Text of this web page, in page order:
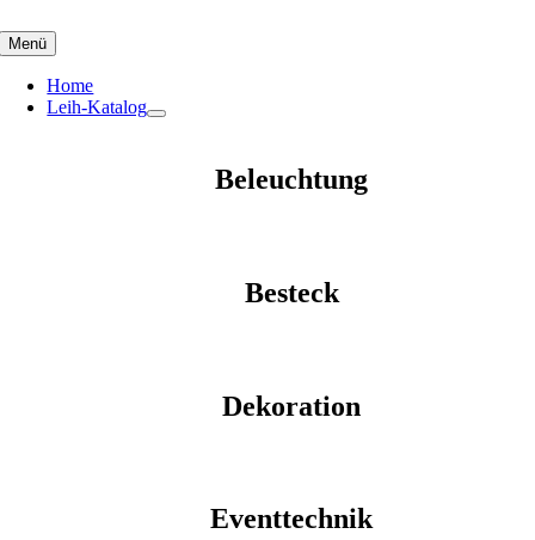
to
content
Menü
Home
Leih-Katalog
Beleuchtung
Besteck
Dekoration
Eventtechnik